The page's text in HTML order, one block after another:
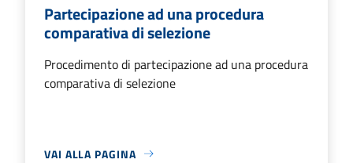
Partecipazione ad una procedura
comparativa di selezione
Procedimento di partecipazione ad una procedura
comparativa di selezione
VAI ALLA PAGINA